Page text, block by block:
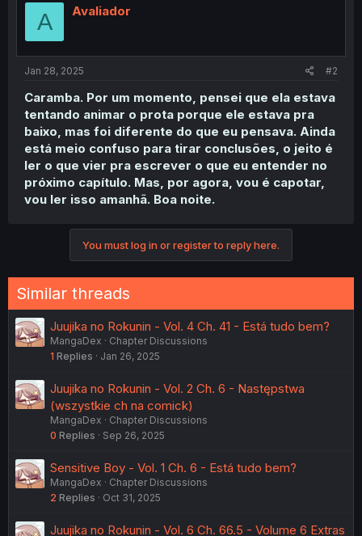
A Avaliador
Jan 28, 2025 #2
Caramba. Por um momento, pensei que ela estava
tentando animar o prota porque ele estava pra
baixo, mas foi diferente do que eu pensava. Ainda
está meio confuso para tirar conclusões, o jeito é
ler o que vier pra escrever o que eu entender no
próximo capítulo. Mas, por agora, vou é capotar,
vou ler isso amanhã. Boa noite.
You must log in or register to reply here.
Similar threads
Juujika no Rokunin - Vol. 4 Ch. 41 - Está tudo bem?
MangaDex
Chapter Discussions
1 Replies Jan 26, 2025
Juujika no Rokunin - Vol. 2 Ch. 6 - Następstwa
(wszystkie ch na comick)
MangaDex
Chapter Discussions
0 Replies Sep 26, 2025
Sensitive Boy - Vol. 1 Ch. 6 - Está tudo bem?
MangaDex
Chapter Discussions
2 Replies Oct 31, 2025
Juujika no Rokunin - Vol. 6 Ch. 66.5 - Volume 6 Extras